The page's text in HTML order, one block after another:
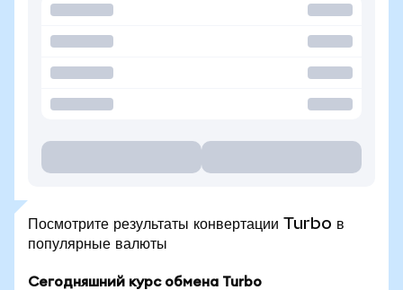
Посмотрите результаты конвертации Turbo в
популярные валюты
Сегодняшний курс обмена Turbo